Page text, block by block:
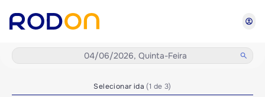
account_circle
04/06/2026, Quinta-Feira search
Selecionar ida(1 de 3)